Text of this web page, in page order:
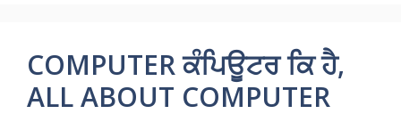
COMPUTER ਕੰਪਿਊਟਰ ਕਿ ਹੈ,
ALL ABOUT COMPUTER